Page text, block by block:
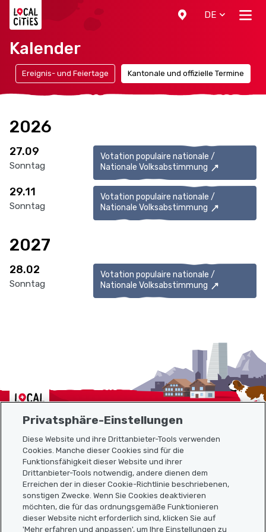
DE
Kalender
Ereignis- und Feiertage Kantonale und offizielle Termine
2026
27.09
Sonntag
Votation populaire nationale /
Nationale Volksabstimmung
29.11
Sonntag
Votation populaire nationale /
Nationale Volksabstimmung
2027
28.02
Sonntag
Votation populaire nationale /
Nationale Volksabstimmung
Localcities
Sitemap
Nützliche Links
Privatsphäre-Einstellungen
Diese Website und ihre Drittanbieter-Tools verwenden
Cookies. Manche dieser Cookies sind für die
Funktionsfähigkeit dieser Website und ihrer
Drittanbieter-Tools notwendig, andere dienen dem
Erreichen der in dieser Cookie-Richtlinie beschriebenen,
sonstigen Zwecke. Wenn Sie Cookies deaktivieren
möchten, die für das ordnungsgemäße Funktionieren
dieser Website nicht erforderlich sind, klicken Sie auf
'Mehr erfahren und anpassen', um Ihre Einstellungen zu